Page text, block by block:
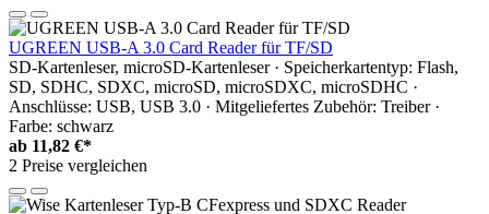
UGREEN USB-A 3.0 Card Reader für TF/SD
SD-Kartenleser, microSD-Kartenleser · Speicherkartentyp: Flash,
SD, SDHC, SDXC, microSD, microSDXC, microSDHC ·
Anschlüsse: USB, USB 3.0 · Mitgeliefertes Zubehör: Treiber ·
Farbe: schwarz
ab 11,82 €*
2 Preise vergleichen